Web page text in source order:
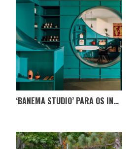
‘BANEMA STUDIO’ PARA OS INTERESSADOS EM ARQUITETURA E DESIGN